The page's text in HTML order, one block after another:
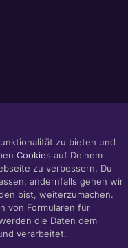
zu bieten und
Cookies auf Deinem
zu verbessern. Du
andernfalls gehen wir
bist, weiterzumachen.
von Formularen für
die Daten dem
verarbeitet.